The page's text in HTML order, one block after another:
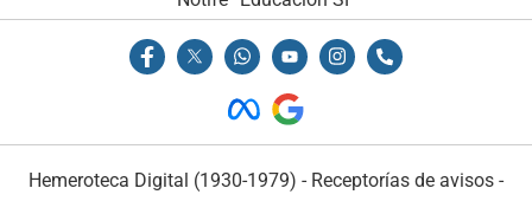
Hemeroteca Digital (1930-1979) - Receptorías de avisos -